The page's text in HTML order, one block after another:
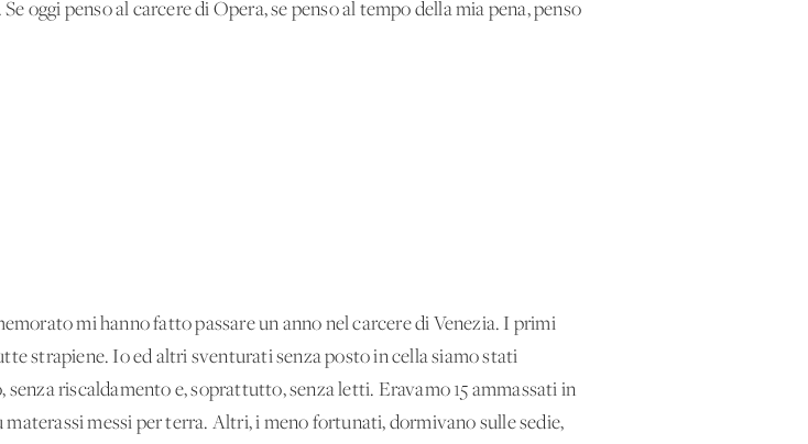
oggi penso al carcere di Opera, se penso al tempo della mia pena, penso
mi hanno fatto passare un anno nel carcere di Venezia. I primi
strapiene. Io ed altri sventurati senza posto in cella siamo stati
senza riscaldamento e, soprattutto, senza letti. Eravamo 15 ammassati in
messi per terra. Altri, i meno fortunati, dormivano sulle sedie,